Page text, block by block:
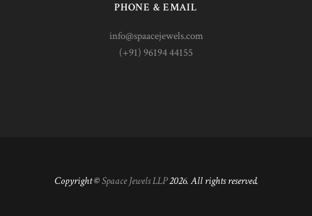
PHONE & EMAIL
info@spaacejewels.com
(+91) 96194 44155
Copyright ©Spaace Jewels LLP2026. All rights reserved.